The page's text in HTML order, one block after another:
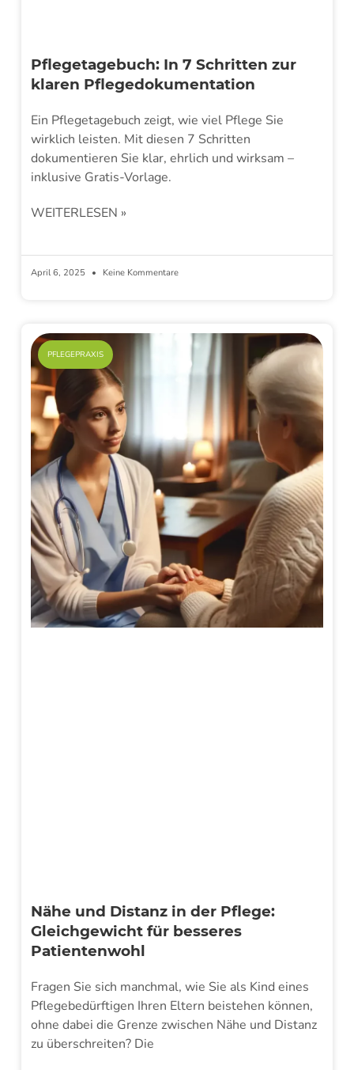
Pflegetagebuch: In 7 Schritten zur
klaren Pflegedokumentation
Ein Pflegetagebuch zeigt, wie viel Pflege Sie
wirklich leisten. Mit diesen 7 Schritten
dokumentieren Sie klar, ehrlich und wirksam –
inklusive Gratis-Vorlage.
WEITERLESEN »
April 6, 2025 Keine Kommentare
PFLEGEPRAXIS
Nähe und Distanz in der Pflege:
Gleichgewicht für besseres
Patientenwohl
Fragen Sie sich manchmal, wie Sie als Kind eines
Pflegebedürftigen Ihren Eltern beistehen können,
ohne dabei die Grenze zwischen Nähe und Distanz
zu überschreiten? Die